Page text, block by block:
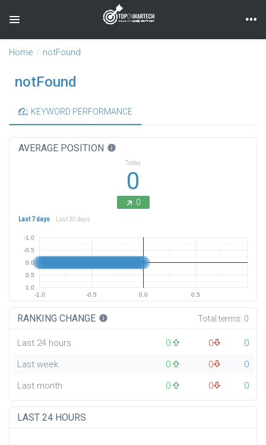
Toggle navigation
Home notFound
notFound
KEYWORD PERFORMANCE
AVERAGE POSITION info
Today
0
0
Last 7 days Last 30 days
-1.0 -0.5 0.0 0.5
-1.0
-0.5
0.0
0.5
1.0
RANKING CHANGE info Total terms: 0
Last 24 hours 0 0
0
Last week
0 0
0
Last month
0 0 0
LAST 24 HOURS